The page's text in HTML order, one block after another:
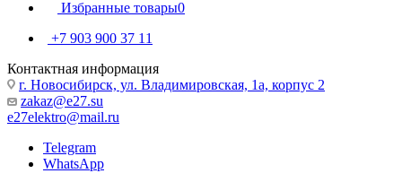
Избранные товары0
+7 903 900 37 11
Контактная информация
г. Новосибирск, ул. Владимировская, 1а, корпус 2
zakaz@e27.su
e27elektro@mail.ru
Telegram
WhatsApp